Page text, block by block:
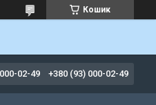
Кошик
02-49 +380 (93) 000-02-49